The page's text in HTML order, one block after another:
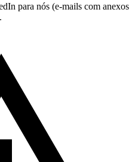
para nós (e-mails com anexos